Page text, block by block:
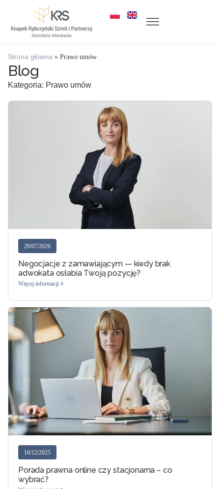
Strona główna » Prawo umów
Blog
Kategoria: Prawo umów
29/07/2026
Negocjacje z zamawiającym — kiedy brak
adwokata osłabia Twoją pozycję?
Więcej informacji
16/12/2025
Porada prawna online czy stacjonarna – co
wybrać?